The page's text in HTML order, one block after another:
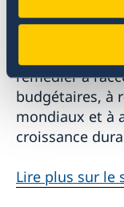
Les
consistent à
revienne
remédier à
budgétaires, à
mondiaux et à
croissance
Lire plus sur le